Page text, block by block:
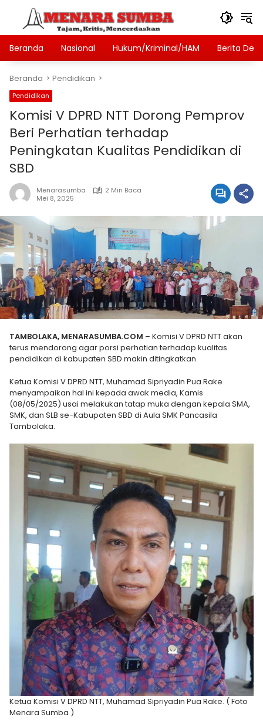
Langsung
konten
Beranda
Nasional Hukum/Kriminal/HAM Berita Desa
Beranda Pendidikan
Pendidikan
Komisi V DPRD NTT Dorong Pemprov
Beri Perhatian terhadap
Peningkatan Kualitas Pendidikan di
SBD
Menarasumba
2 Min Baca
Mei 8, 2025
TAMBOLAKA, MENARASUMBA.COM – Komisi V DPRD NTT akan
terus mendorong agar porsi perhatian terhadap kualitas
pendidikan di kabupaten SBD makin ditingkatkan.
Ketua Komisi V DPRD NTT, Muhamad Sipriyadin Pua Rake
menyampaikan hal ini kepada awak media, Kamis
(08/05/2025) usai melakukan tatap muka dengan kepala SMA,
SMK, dan SLB se-Kabupaten SBD di Aula SMK Pancasila
Tambolaka.
Ketua Komisi V DPRD NTT, Muhamad Sipriyadin Pua Rake. ( Foto
Menara Sumba )